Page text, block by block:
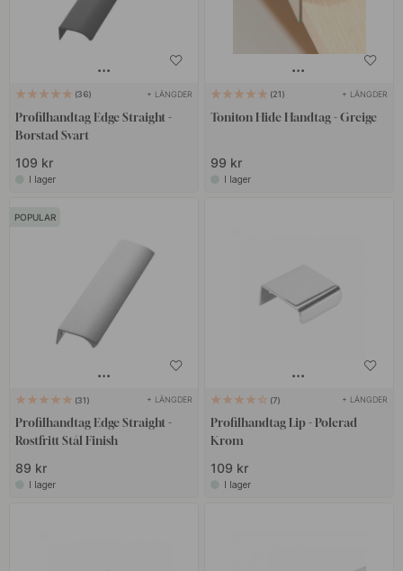
36 + LÄNGDER
Profilhandtag Edge Straight -
Borstad Svart
109 kr
I lager
21 + LÄNGDER
Toniton Hide Handtag - Greige
99 kr
I lager
POPULAR
31 + LÄNGDER
Profilhandtag Edge Straight -
Rostfritt Stål Finish
89 kr
I lager
7 + LÄNGDER
Profilhandtag Lip - Polerad
Krom
109 kr
I lager